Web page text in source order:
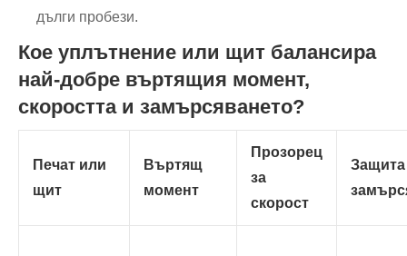
дълги пробези.
Кое уплътнение или щит балансира
най-добре въртящия момент,
скоростта и замърсяването?
Печат или
щит
Въртящ
момент
Прозорец
за
скорост
Защита